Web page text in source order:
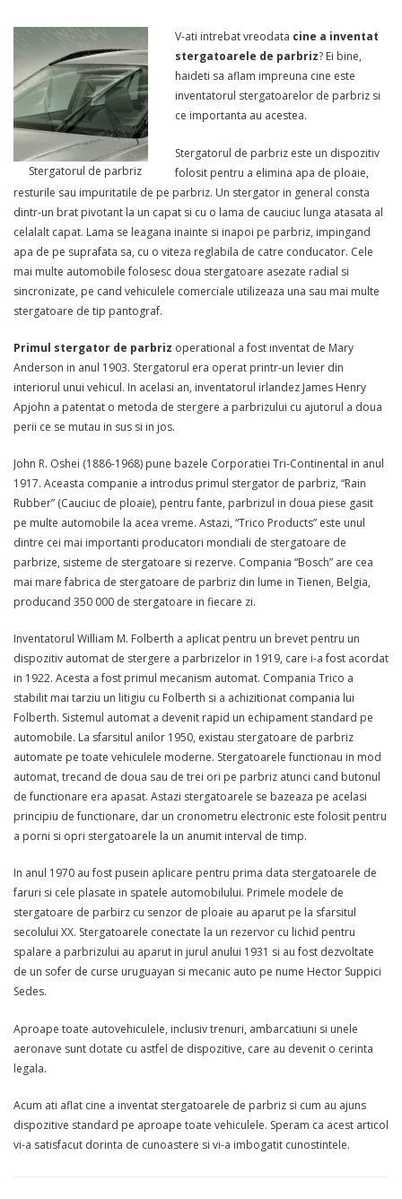
Stergatorul de parbriz
V-ati intrebat vreodata cine a inventat
stergatoarele de parbriz? Ei bine,
haideti sa aflam impreuna cine este
inventatorul stergatoarelor de parbriz si
ce importanta au acestea.
Stergatorul de parbriz este un dispozitiv
folosit pentru a elimina apa de ploaie,
resturile sau impuritatile de pe parbriz. Un stergator in general consta
dintr-un brat pivotant la un capat si cu o lama de cauciuc lunga atasata al
celalalt capat. Lama se leagana inainte si inapoi pe parbriz, impingand
apa de pe suprafata sa, cu o viteza reglabila de catre conducator. Cele
mai multe automobile folosesc doua stergatoare asezate radial si
sincronizate, pe cand vehiculele comerciale utilizeaza una sau mai multe
stergatoare de tip pantograf.
Primul stergator de parbriz operational a fost inventat de Mary
Anderson in anul 1903. Stergatorul era operat printr-un levier din
interiorul unui vehicul. In acelasi an, inventatorul irlandez James Henry
Apjohn a patentat o metoda de stergere a parbrizului cu ajutorul a doua
perii ce se mutau in sus si in jos.
John R. Oshei (1886-1968) pune bazele Corporatiei Tri-Continental in anul
1917. Aceasta companie a introdus primul stergator de parbriz, “Rain
Rubber” (Cauciuc de ploaie), pentru fante, parbrizul in doua piese gasit
pe multe automobile la acea vreme. Astazi, “Trico Products” este unul
dintre cei mai importanti producatori mondiali de stergatoare de
parbrize, sisteme de stergatoare si rezerve. Compania “Bosch” are cea
mai mare fabrica de stergatoare de parbriz din lume in Tienen, Belgia,
producand 350 000 de stergatoare in fiecare zi.
Inventatorul William M. Folberth a aplicat pentru un brevet pentru un
dispozitiv automat de stergere a parbrizelor in 1919, care i-a fost acordat
in 1922. Acesta a fost primul mecanism automat. Compania Trico a
stabilit mai tarziu un litigiu cu Folberth si a achizitionat compania lui
Folberth. Sistemul automat a devenit rapid un echipament standard pe
automobile. La sfarsitul anilor 1950, existau stergatoare de parbriz
automate pe toate vehiculele moderne. Stergatoarele functionau in mod
automat, trecand de doua sau de trei ori pe parbriz atunci cand butonul
de functionare era apasat. Astazi stergatoarele se bazeaza pe acelasi
principiu de functionare, dar un cronometru electronic este folosit pentru
a porni si opri stergatoarele la un anumit interval de timp.
In anul 1970 au fost pusein aplicare pentru prima data stergatoarele de
faruri si cele plasate in spatele automobilului. Primele modele de
stergatoare de parbirz cu senzor de ploaie au aparut pe la sfarsitul
secolului XX. Stergatoarele conectate la un rezervor cu lichid pentru
spalare a parbrizului au aparut in jurul anului 1931 si au fost dezvoltate
de un sofer de curse uruguayan si mecanic auto pe nume Hector Suppici
Sedes.
Aproape toate autovehiculele, inclusiv trenuri, ambarcatiuni si unele
aeronave sunt dotate cu astfel de dispozitive, care au devenit o cerinta
legala.
Acum ati aflat cine a inventat stergatoarele de parbriz si cum au ajuns
dispozitive standard pe aproape toate vehiculele. Speram ca acest articol
vi-a satisfacut dorinta de cunoastere si vi-a imbogatit cunostintele.